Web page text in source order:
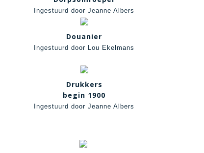
Ingestuurd door Jeanne Albers
Douanier
Ingestuurd door Lou Ekelmans
Drukkers
begin 1900
Ingestuurd door Jeanne Albers